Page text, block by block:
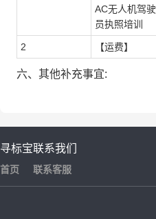
AC无人机驾驶
员执照培训
2 【运费】
六、其他补充事宜:
寻标宝
首页
联系我们
联系客服